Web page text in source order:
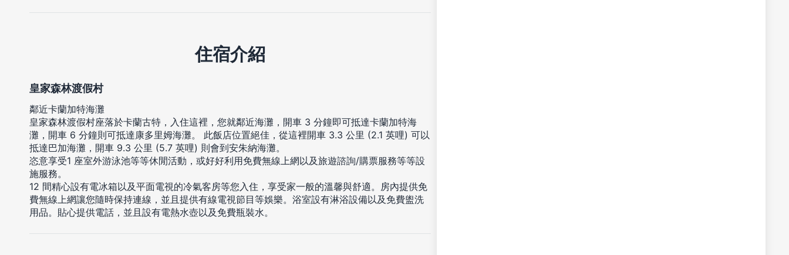
住宿介紹
皇家森林渡假村
鄰近卡蘭加特海灘
皇家森林渡假村座落於卡蘭古特，入住這裡，您就鄰近海灘，開車 3 分鐘即可抵達卡蘭加特海
灘，開車 6 分鐘則可抵達康多里姆海灘。 此飯店位置絕佳，從這裡開車 3.3 公里 (2.1 英哩) 可以
抵達巴加海灘，開車 9.3 公里 (5.7 英哩) 則會到安朱納海灘。
恣意享受1 座室外游泳池等等休閒活動，或好好利用免費無線上網以及旅遊諮詢/購票服務等等設
施服務。
12 間精心設有電冰箱以及平面電視的冷氣客房等您入住，享受家一般的溫馨與舒適。房內提供免
費無線上網讓您隨時保持連線，並且提供有線電視節目等娛樂。浴室設有淋浴設備以及免費盥洗
用品。貼心提供電話，並且設有電熱水壺以及免費瓶裝水。